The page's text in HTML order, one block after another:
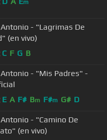
m
"Lagrimas De
(en vivo)
C F G B
- "Mis Padres" -
E A F# Bm F#m G# D
- "Camino De
(en vivo)